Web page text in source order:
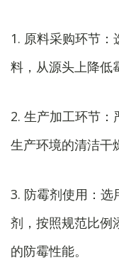
1. 原料采购环节
料，从源头上降低
2. 生产加工环节
生产环境的清洁干
3. 防霉剂使用：选
剂，按照规范比例
的防霉性能。